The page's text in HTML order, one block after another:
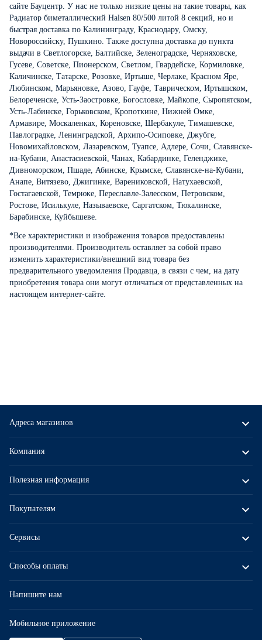
сайте Бауцентр. У нас не только низкие цены на такие товары, как
Радиатор биметаллический Halsen 80/500 литой 8 секций, но и
быстрая доставка по Калининграду, Краснодару, Омску,
Новороссийску, Пушкино. Также доступна доставка до пункта
выдачи в Светлогорске, Балтийске, Зеленоградске, Черняховске,
Гусеве, Советске, Пионерском, Светлом, Гвардейске, Кормиловке,
Каличинске, Татарске, Розовке, Иртыше, Черлаке, Красном Яре,
Любинском, Марьяновке, Азово, Гауфе, Таврическом, Иртышском,
Белореченске, Усть-Заостровке, Богословке, Майкопе, Сыропятском,
Усть-Лабинске, Горьковском, Кропоткине, Нижней Омке,
Армавире, Москаленках, Кореновске, Шербакуле, Тимашевске,
Павлоградке, Ленинградской, Архипо-Осиповке, Джубге,
Новомихайловском, Лазаревском, Туапсе, Адлере, Сочи, Славянске-
на-Кубани, Анастасиевской, Чанах, Кабардинке, Геленджике,
Дивноморском, Пшаде, Абинске, Крымске, Славянске-на-Кубани,
Анапе, Витязево, Джигинке, Варениковской, Натухаевской,
Гостагаевской, Темрюке, Переславле-Залесском, Петровском,
Ростове, Исилькуле, Называевске, Саргатском, Тюкалинске,
Барабинске, Куйбышеве.
*Все характеристики и изображения товаров предоставлены
производителями. Производитель оставляет за собой право
изменить характеристики/внешний вид товара без
предварительного уведомления Продавца, в связи с чем, на дату
приобретения товара они могут отличаться от представленных на
настоящем интернет-сайте.
Адреса магазинов
Способы оплаты
Мобильное приложение
Компания
Полезная информация
Покупателям
Сервисы
Напишите нам